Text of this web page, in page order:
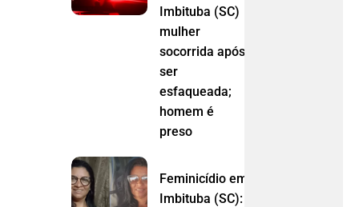
Imbituba (SC)
mulher
socorrida após
ser
esfaqueada;
homem é
preso
Feminicídio em
Imbituba (SC):